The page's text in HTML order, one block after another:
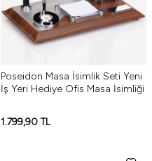
Poseidon Masa İsimlik Seti Yeni
İş Yeri Hediye Ofis Masa İsimliği
1.799,90 TL